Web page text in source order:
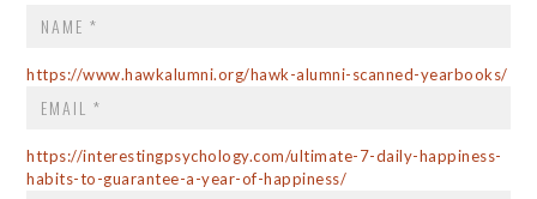
https://www.hawkalumni.org/hawk-alumni-scanned-yearbooks/*
https://interestingpsychology.com/ultimate-7-daily-happiness-
habits-to-guarantee-a-year-of-happiness/WEBSITE